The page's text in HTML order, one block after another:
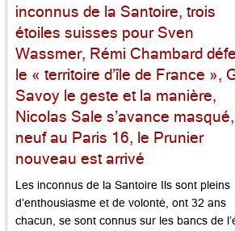
inconnus de la Santoire, trois
étoiles suisses pour Sven
Wassmer, Rémi Chambard
le « territoire d’île de France »,
Savoy le geste et la manière,
Nicolas Sale s’avance
neuf au Paris 16, le Prunier
nouveau est arrivé
Les inconnus de la Santoire Ils sont pleins
d’enthousiasme et de volonté, ont 32 ans
chacun, se sont connus sur les bancs de